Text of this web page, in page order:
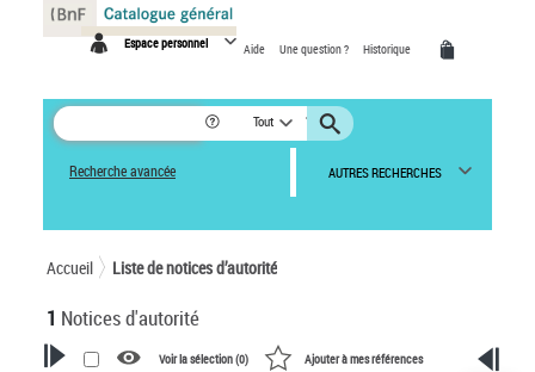
Espace personnel Aide Une question ? Historique
Tout
Recherche avancée AUTRES RECHERCHES
Accueil Liste de notices d’autorité
1 Notices d'autorité
Voir la sélection (0) Ajouter à mes références
Panneau de gestion des cookies